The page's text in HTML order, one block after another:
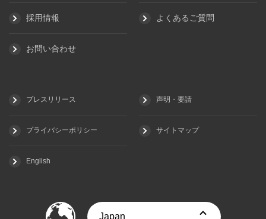
採用情報 よくあるご質問
お問い合わせ
プレスリリース 声明・要請
プライバシーポリシー サイトマップ
English